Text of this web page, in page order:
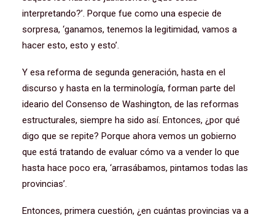
interpretando?’. Porque fue como una especie de
sorpresa, ‘ganamos, tenemos la legitimidad, vamos a
hacer esto, esto y esto’.
Y esa reforma de segunda generación, hasta en el
discurso y hasta en la terminología, forman parte del
ideario del Consenso de Washington, de las reformas
estructurales, siempre ha sido así. Entonces, ¿por qué
digo que se repite? Porque ahora vemos un gobierno
que está tratando de evaluar cómo va a vender lo que
hasta hace poco era, ‘arrasábamos, pintamos todas las
provincias’.
Entonces, primera cuestión, ¿en cuántas provincias va a